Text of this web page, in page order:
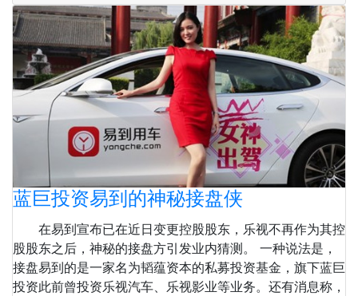
蓝巨投资易到的神秘接盘侠
在易到宣布已在近日变更控股股东，乐视不再作为其控
股股东之后，神秘的接盘方引发业内猜测。 一种说法是，
接盘易到的是一家名为韬蕴资本的私募投资基金，旗下蓝巨
投资此前曾投资乐视汽车、乐视影业等业务。还有消息称，